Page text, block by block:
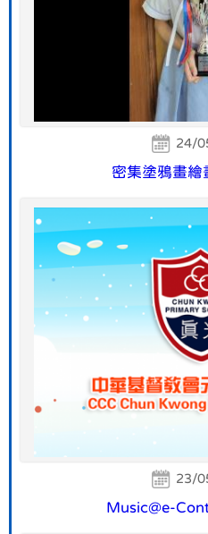
24/
密集塗鴉畫
23/
Music@e-